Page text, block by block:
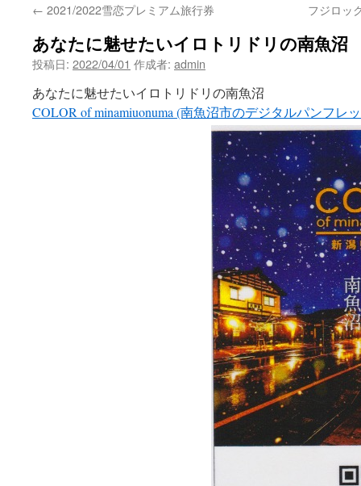
← 2021/2022雪恋プレミアム旅行券 フジロッ
あなたに魅せたいイロトリドリの南魚沼
投稿日: 2022/04/01 作成者: admin
あなたに魅せたいイロトリドリの南魚沼
COLOR of minamiuonuma (南魚沼市のデジタルパンフレ